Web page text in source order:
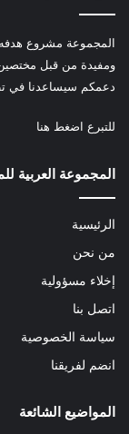
المجموعة مشروع
ومفيدة من قبل مختصين
دعمكم سيساعدنا في
للتبرع اضغط هنا
المجموعة العربية
الرئيسية
من نحن
إخلاء مسؤولية
اتصل بنا
سياسة الخصوصية
انضم لفريقنا
المواضيع الشائعة